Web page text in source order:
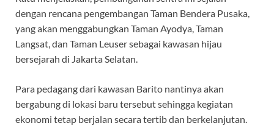
dengan rencana pengembangan Taman Bendera Pusaka,
yang akan menggabungkan Taman Ayodya, Taman
Langsat, dan Taman Leuser sebagai kawasan hijau
bersejarah di Jakarta Selatan.
Para pedagang dari kawasan Barito nantinya akan
bergabung di lokasi baru tersebut sehingga kegiatan
ekonomi tetap berjalan secara tertib dan berkelanjutan.